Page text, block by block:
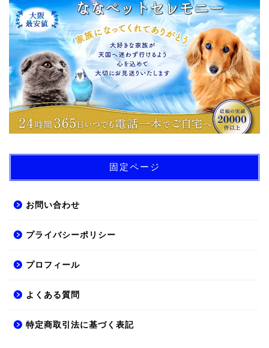
固定ページ
お問い合わせ
プライバシーポリシー
プロフィール
よくある質問
特定商取引法に基づく表記